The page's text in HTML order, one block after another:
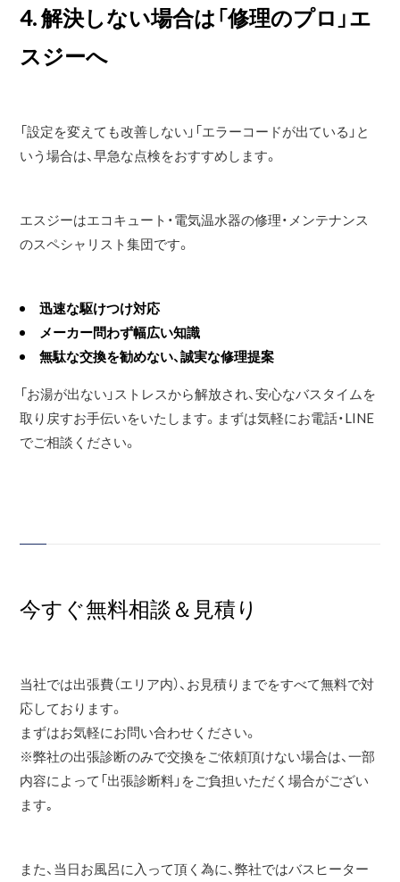
4. 解決しない場合は「修理のプロ」エ
スジーへ
「設定を変えても改善しない」「エラーコードが出ている」と
いう場合は、早急な点検をおすすめします。
エスジーはエコキュート・電気温水器の修理・メンテナンス
のスペシャリスト集団です。
迅速な駆けつけ対応
メーカー問わず幅広い知識
無駄な交換を勧めない、誠実な修理提案
「お湯が出ない」ストレスから解放され、安心なバスタイムを
取り戻すお手伝いをいたします。まずは気軽にお電話・LINE
でご相談ください。
今すぐ無料相談＆見積り
当社では出張費（エリア内）、お見積りまでをすべて無料で対
応しております。
まずはお気軽にお問い合わせください。
※弊社の出張診断のみで交換をご依頼頂けない場合は、一部
内容によって「出張診断料」をご負担いただく場合がござい
ます｡
また、当日お風呂に入って頂く為に、弊社ではバスヒーター